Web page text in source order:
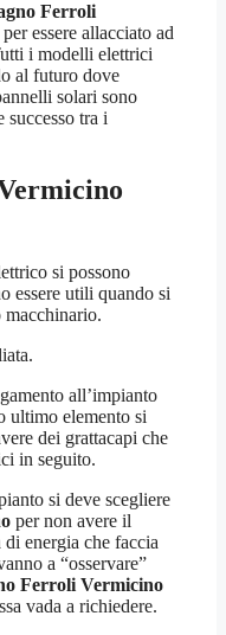
Ferroli
essere allacciato ad
i modelli elettrici
al futuro dove
solari sono
successo tra i
si possono
essere utili quando si
macchinario.
all’impianto
ultimo elemento si
dei grattacapi che
in seguito.
si deve scegliere
per non avere il
energia che faccia
a “osservare”
Ferroli Vermicino
vada a richiedere.